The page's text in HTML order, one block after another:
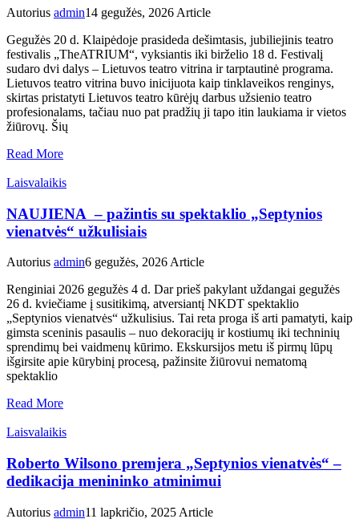
Autorius admin14 gegužės, 2026 Article
Gegužės 20 d. Klaipėdoje prasideda dešimtasis, jubiliejinis teatro
festivalis „TheATRIUM“, vyksiantis iki birželio 18 d. Festivalį
sudaro dvi dalys – Lietuvos teatro vitrina ir tarptautinė programa.
Lietuvos teatro vitrina buvo inicijuota kaip tinklaveikos renginys,
skirtas pristatyti Lietuvos teatro kūrėjų darbus užsienio teatro
profesionalams, tačiau nuo pat pradžių ji tapo itin laukiama ir vietos
žiūrovų. Šių
Read More
Laisvalaikis
NAUJIENA – pažintis su spektaklio „Septynios
vienatvės“ užkulisiais
Autorius admin6 gegužės, 2026Article
Renginiai 2026 gegužės 4 d. Dar prieš pakylant uždangai gegužės
26 d. kviečiame į susitikimą, atversiantį NKDT spektaklio
„Septynios vienatvės“ užkulisius. Tai reta proga iš arti pamatyti, kaip
gimsta sceninis pasaulis – nuo dekoracijų ir kostiumų iki techninių
sprendimų bei vaidmenų kūrimo. Ekskursijos metu iš pirmų lūpų
išgirsite apie kūrybinį procesą, pažinsite žiūrovui nematomą
spektaklio
Read More
Laisvalaikis
Roberto Wilsono premjera „Septynios vienatvės“ –
dedikacija menininko atminimui
Autorius admin11 lapkričio, 2025 Article